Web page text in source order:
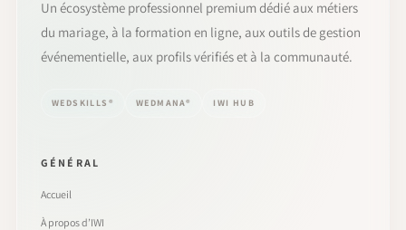
Un écosystème professionnel premium dédié aux métiers
du mariage, à la formation en ligne, aux outils de gestion
événementielle, aux profils vérifiés et à la communauté.
WEDSKILLS® WEDMANA® IWI HUB
GÉNÉRAL
Accueil
À propos d’IWI